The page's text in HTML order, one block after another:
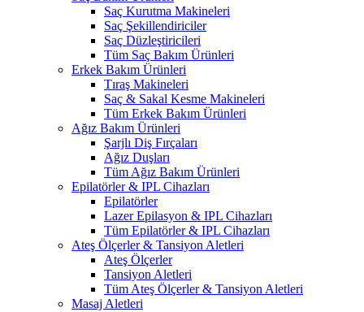
Saç Kurutma Makineleri
Saç Şekillendiriciler
Saç Düzleştiricileri
Tüm Saç Bakım Ürünleri
Erkek Bakım Ürünleri
Tıraş Makineleri
Saç & Sakal Kesme Makineleri
Tüm Erkek Bakım Ürünleri
Ağız Bakım Ürünleri
Şarjlı Diş Fırçaları
Ağız Duşları
Tüm Ağız Bakım Ürünleri
Epilatörler & IPL Cihazları
Epilatörler
Lazer Epilasyon & IPL Cihazları
Tüm Epilatörler & IPL Cihazları
Ateş Ölçerler & Tansiyon Aletleri
Ateş Ölçerler
Tansiyon Aletleri
Tüm Ateş Ölçerler & Tansiyon Aletleri
Masaj Aletleri